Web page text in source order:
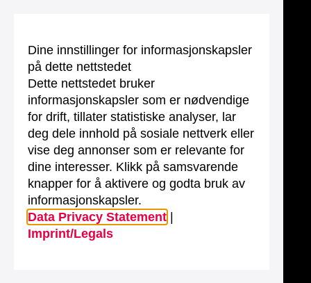
Dine innstillinger for informasjonskapsler
på dette nettstedet
Dette nettstedet bruker
informasjonskapsler som er nødvendige
for drift, tillater statistiske analyser, lar
deg dele innhold på sosiale nettverk eller
vise deg annonser som er relevante for
dine interesser. Klikk på samsvarende
knapper for å aktivere og godta bruk av
informasjonskapsler.
Data Privacy Statement
Imprint/Legals